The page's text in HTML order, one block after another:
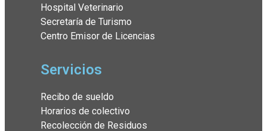
Hospital Veterinario
Secretaría de Turismo
Centro Emisor de Licencias
Servicios
Recibo de sueldo
Horarios de colectivo
Recolección de Residuos